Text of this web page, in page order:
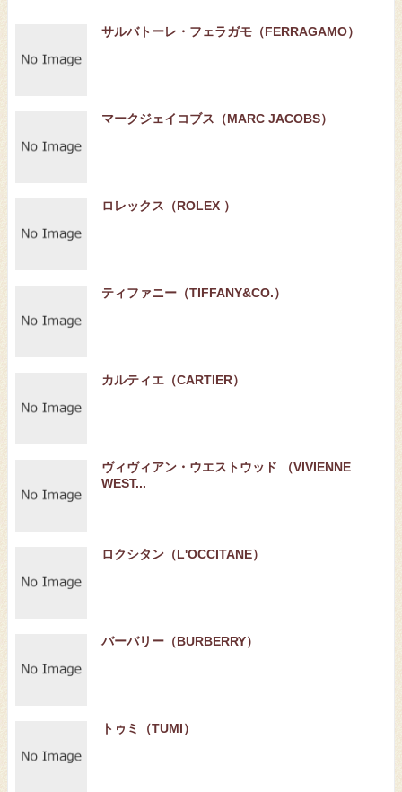
サルバトーレ・フェラガモ（FERRAGAMO）
マークジェイコブス（MARC JACOBS）
ロレックス（ROLEX ）
ティファニー（TIFFANY&CO.）
カルティエ（CARTIER）
ヴィヴィアン・ウエストウッド （VIVIENNE
WEST...
ロクシタン（L'OCCITANE）
バーバリー（BURBERRY）
トゥミ（TUMI）